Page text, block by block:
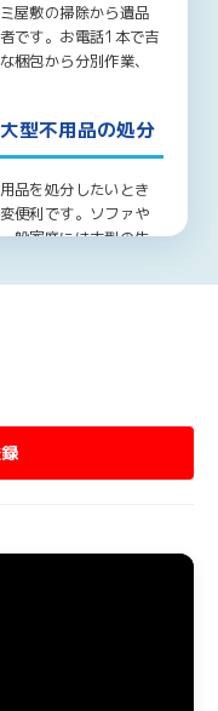
屋敷の掃除から遺品
です。お電話1本で吉
梱包から分別作業、
型不用品の処分
品を処分したいとき
便利です。ソファや
般家庭には大型の生
困りでしたら、ぜひ
て弊社スタッフが運
階段から降ろせない
車等を使って降ろし
ンで運び出しが困難
ださい。